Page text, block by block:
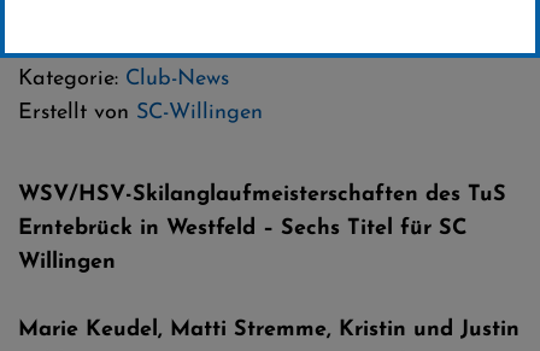
Kategorie: Club-News
Erstellt von SC-Willingen
WSV/HSV-Skilanglaufmeisterschaften des TuS
Erntebrück in Westfeld – Sechs Titel für SC
Willingen
Marie Keudel, Matti Stremme, Kristin und Justin